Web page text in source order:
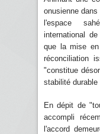
onusienne
l'espace
international
que la mise
réconciliation
"constitue
stabilité durable
En dépit de
accompli
l'accord